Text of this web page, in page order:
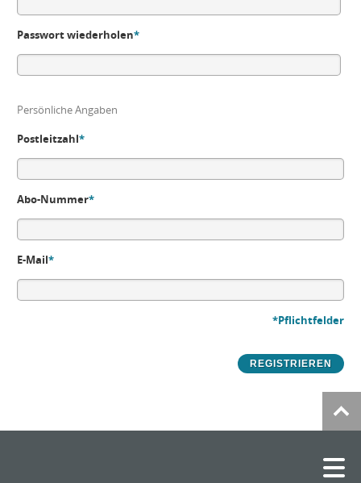
Passwort wiederholen*
Persönliche Angaben
Postleitzahl*
Abo-Nummer*
E-Mail*
*Pflichtfelder